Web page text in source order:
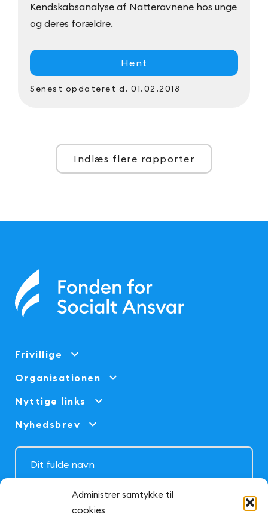
Administrer samtykke til
cookies
Kendskabsanalyse af Natteravnene hos unge
og deres forældre.
Hent
Senest opdateret d. 01.02.2018
Indlæs flere rapporter
Frivillige
Organisationen
Nyttige links
Nyhedsbrev